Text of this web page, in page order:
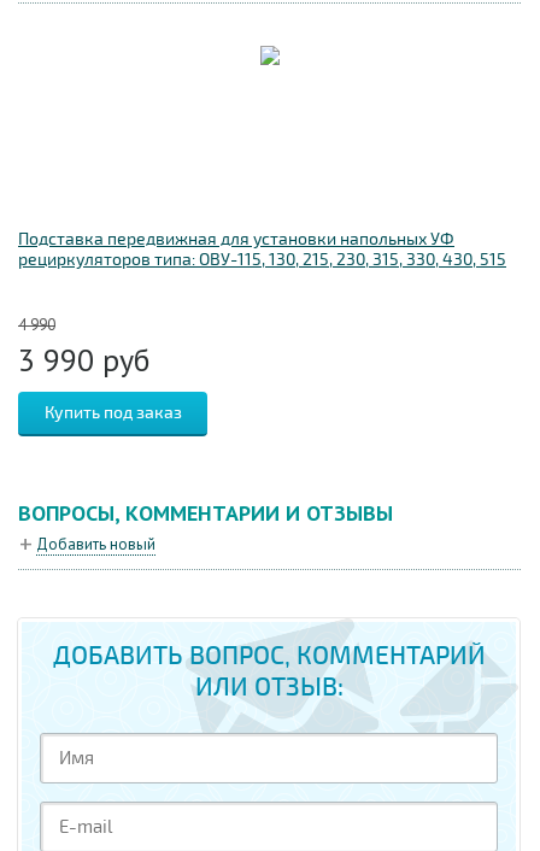
Подставка передвижная для установки напольных УФ
рециркуляторов типа: ОВУ-115, 130, 215, 230, 315, 330, 430, 515
4 990
3 990 руб
ВОПРОСЫ, КОММЕНТАРИИ И ОТЗЫВЫ
Добавить новый
ДОБАВИТЬ ВОПРОС, КОММЕНТАРИЙ
ИЛИ ОТЗЫВ: